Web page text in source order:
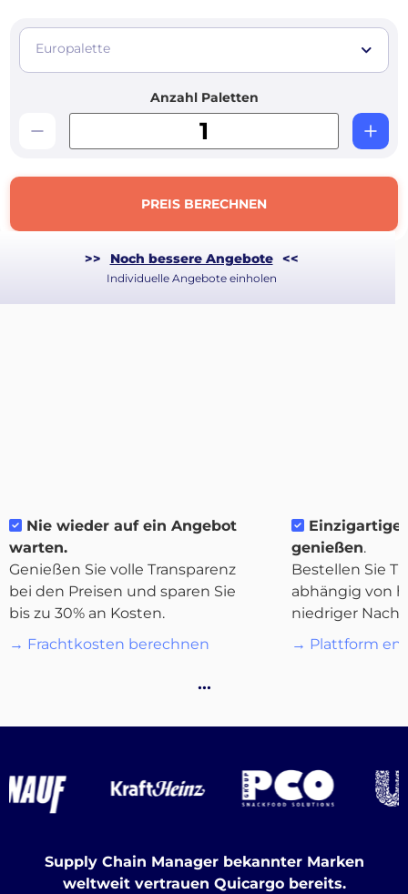
Über
Quicargo
Entdecken
Deutsch
Europalette
Anzahl Paletten
PREIS BERECHNEN
>> Noch bessere Angebote <<
Individuelle Angebote einholen
Nie wieder auf ein Angebot
warten.
Genießen Sie volle Transparenz
bei den Preisen und sparen Sie
bis zu 30% an Kosten.
→ Frachtkosten berechnen
genießen.
Bestellen Sie
abhängig von
niedriger
→ Plattform
…
Supply Chain Manager bekannter Marken
weltweit vertrauen Quicargo bereits.